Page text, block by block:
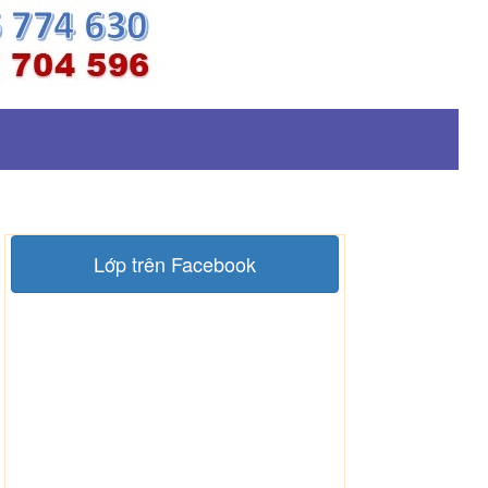
Lớp trên Facebook